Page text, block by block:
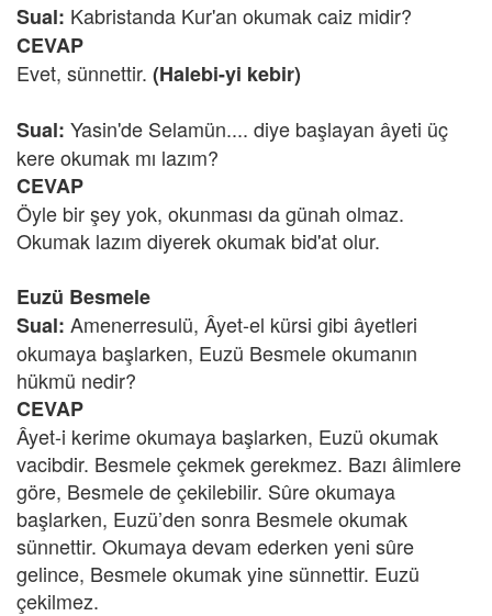
Sual: Kabristanda Kur'an okumak caiz midir?
CEVAP
Evet, sünnettir. (Halebi-yi kebir)
Sual: Yasin'de Selamün.... diye başlayan âyeti üç
kere okumak mı lazım?
CEVAP
Öyle bir şey yok, okunması da günah olmaz.
Okumak lazım diyerek okumak bid'at olur.
Euzü Besmele
Sual: Amenerresulü, Âyet-el kürsi gibi âyetleri
okumaya başlarken, Euzü Besmele okumanın
hükmü nedir?
CEVAP
Âyet-i kerime okumaya başlarken, Euzü okumak
vacibdir. Besmele çekmek gerekmez. Bazı âlimlere
göre, Besmele de çekilebilir. Sûre okumaya
başlarken, Euzü’den sonra Besmele okumak
sünnettir. Okumaya devam ederken yeni sûre
gelince, Besmele okumak yine sünnettir. Euzü
çekilmez.